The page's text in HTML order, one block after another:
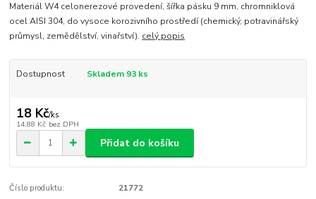
Materiál W4 celonerezové provedení, šířka pásku 9 mm, chromniklová
ocel AISI 304, do vysoce korozivního prostředí (chemický, potravinářský
průmysl, zemědělství, vinařství). celý popis
Dostupnost Skladem 93 ks
18 Kč/ks
14,88 Kč bez DPH
Přidat do košíku
Číslo produktu: 21772